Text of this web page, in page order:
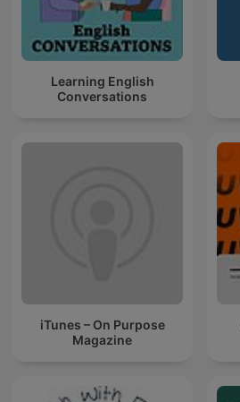
Learning English
Conversations
iTunes – On Purpose
Magazine